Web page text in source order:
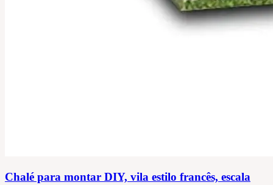
Chalé para montar DIY, vila estilo francês, escala